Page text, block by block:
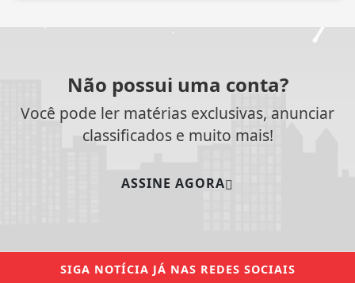
Não possui uma conta?
Você pode ler matérias exclusivas, anunciar
classificados e muito mais!
ASSINE AGORA
SIGA NOTÍCIA JÁ NAS REDES SOCIAIS